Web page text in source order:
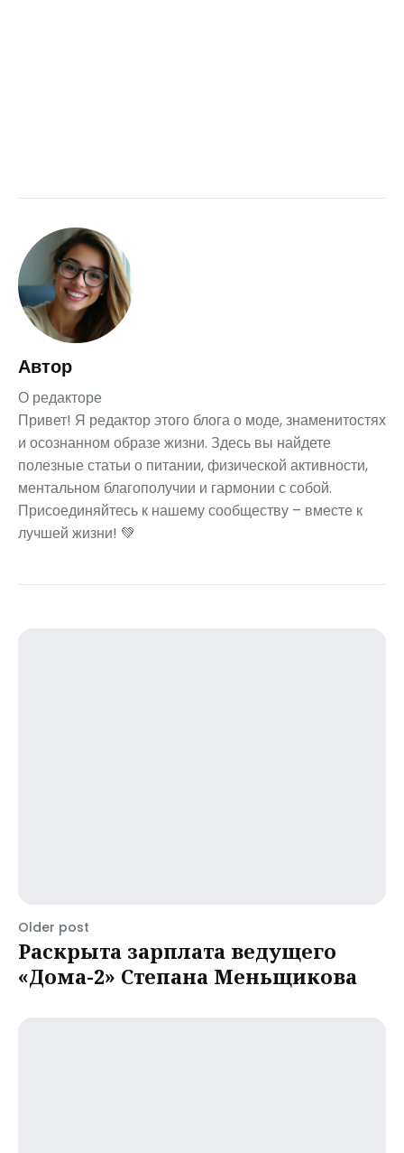
Автор
О редакторе
Привет! Я редактор этого блога о моде, знаменитостях
и осознанном образе жизни. Здесь вы найдете
полезные статьи о питании, физической активности,
ментальном благополучии и гармонии с собой.
Присоединяйтесь к нашему сообществу – вместе к
лучшей жизни! 💚
Older post
Раскрыта зарплата ведущего
«Дома-2» Степана Меньщикова